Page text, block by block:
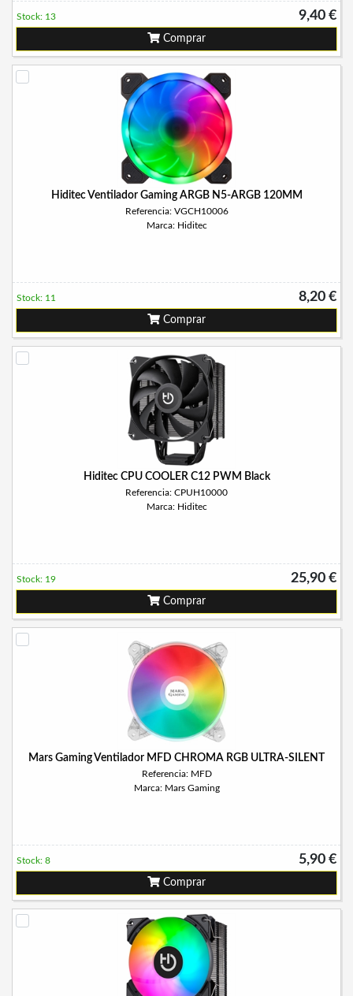
9,40 €
Stock: 13
Comprar
Hiditec Ventilador Gaming ARGB N5-ARGB 120MM
Referencia: VGCH10006
Marca: Hiditec
8,20 €
Stock: 11
Comprar
Hiditec CPU COOLER C12 PWM Black
Referencia: CPUH10000
Marca: Hiditec
25,90 €
Stock: 19
Comprar
Mars Gaming Ventilador MFD CHROMA RGB ULTRA-SILENT
Referencia: MFD
Marca: Mars Gaming
5,90 €
Stock: 8
Comprar